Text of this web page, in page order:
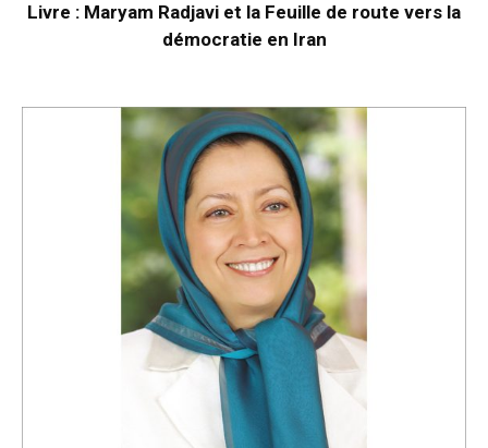
Livre : Maryam Radjavi et la Feuille de route vers la
démocratie en Iran